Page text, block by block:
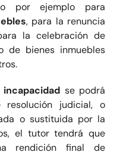
por ejemplo para
, para la renuncia
la celebración de
de bienes inmuebles
se podrá
judicial, o
o sustituida por la
el tutor tendrá que
rendición final de